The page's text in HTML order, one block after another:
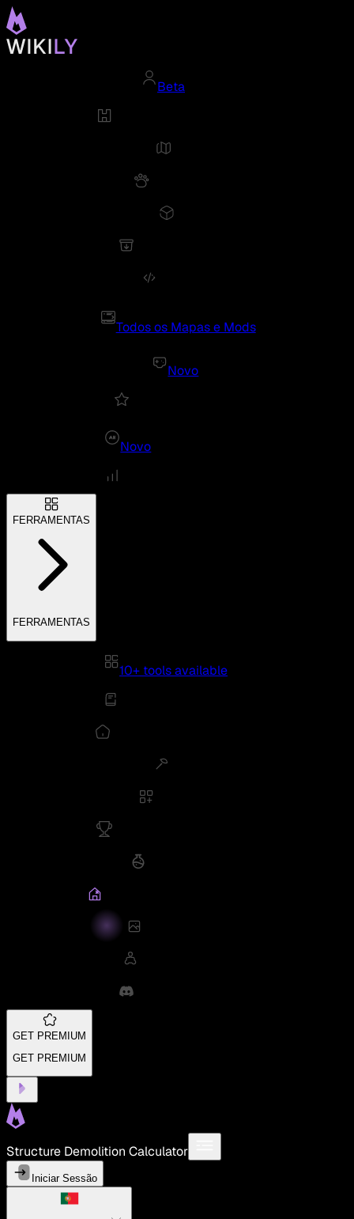
Beta
Todos os Mapas e Mods
Novo
Novo
FERRAMENTAS
FERRAMENTAS
10+ tools available
GET PREMIUM
GET PREMIUM
Structure Demolition Calculator
Iniciar Sessão